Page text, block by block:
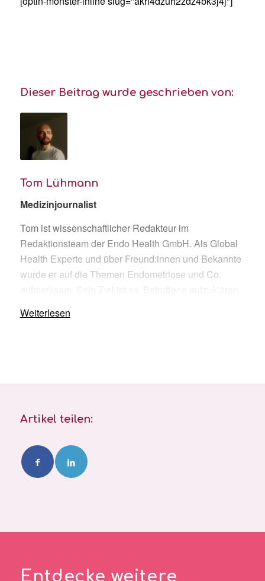
Dieser Beitrag wurde geschrieben von:
Tom Lühmann
Medizinjournalist
Tom ist wissenschaftlicher Redakteur im
Redaktionsteam der Endo Health GmbH. Als Global
Health Experte und über Freund:innen und Bekannte
wurde er auf die Themen Endometriose und Co.
Weiterlesen
Artikel teilen:
Entdecke weitere